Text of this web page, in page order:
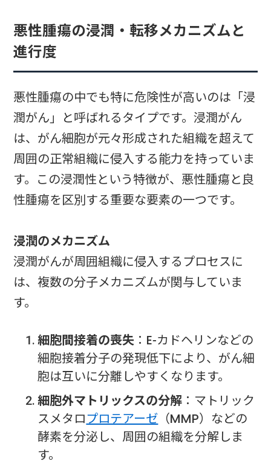
悪性腫瘍の浸潤・転移メカニズムと
進行度
悪性腫瘍の中でも特に危険性が高いのは「浸
潤がん」と呼ばれるタイプです。浸潤がん
は、がん細胞が元々形成された組織を超えて
周囲の正常組織に侵入する能力を持っていま
す。この浸潤性という特徴が、悪性腫瘍と良
性腫瘍を区別する重要な要素の一つです。
浸潤のメカニズム
浸潤がんが周囲組織に侵入するプロセスに
は、複数の分子メカニズムが関与していま
す。
細胞間接着の喪失 ：E-カドヘリンなどの
細胞接着分子の発現低下により、がん細
胞は互いに分離しやすくなります。
細胞外マトリックスの分解 ：マトリック
スメタロプロテアーゼ （MMP）などの
酵素を分泌し、周囲の組織を分解しま
す。